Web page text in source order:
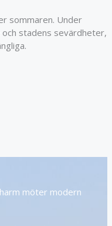
sommaren. Under
stadens sevärdheter,
möter modern